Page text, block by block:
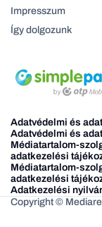
Impresszum
Így dolgozunk
Adatvédelmi és
Adatvédelmi és
Médiatartalom-
adatkezelési
Médiatartalom-
adatkezelési
Adatkezelési
Copyright ©